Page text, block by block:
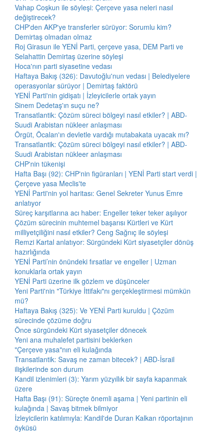
Vahap Coşkun ile söyleşi: Çerçeve yasa neleri nasıl
değiştirecek?
CHP'den AKP'ye transferler sürüyor: Sorumlu kim?
Demirtaş olmadan olmaz
Roj Girasun ile YENİ Parti, çerçeve yasa, DEM Parti ve
Selahattin Demirtaş üzerine söyleşi
Hoca'nın parti siyasetine vedası
Haftaya Bakış (326): Davutoğlu'nun vedası | Belediyelere
operasyonlar sürüyor | Demirtaş faktörü
YENİ Parti'nin gidişatı | İzleyicilerle ortak yayın
Sinem Dedetaş'ın suçu ne?
Transatlantik: Çözüm süreci bölgeyi nasıl etkiler? | ABD-
Suudi Arabistan nükleer anlaşması
Örgüt, Öcalan'ın devletle vardığı mutabakata uyacak mı?
Transatlantik: Çözüm süreci bölgeyi nasıl etkiler? | ABD-
Suudi Arabistan nükleer anlaşması
CHP'nin tükenişi
Hafta Başı (92): CHP'nin figüranları | YENİ Parti start verdi |
Çerçeve yasa Meclis'te
YENİ Parti'nin yol haritası: Genel Sekreter Yunus Emre
anlatıyor
Süreç karşıtlarına acı haber: Engeller teker teker aşılıyor
Çözüm sürecinin muhtemel başarısı Kürtleri ve Kürt
milliyetçiliğini nasıl etkiler? Ceng Sağnıç ile söyleşi
Remzi Kartal anlatıyor: Sürgündeki Kürt siyasetçiler dönüş
hazırlığında
YENİ Parti’nin önündeki fırsatlar ve engeller | Uzman
konuklarla ortak yayın
YENİ Parti üzerine ilk gözlem ve düşünceler
Yeni Parti'nin "Türkiye İttifakı"nı gerçekleştirmesi mümkün
mü?
Haftaya Bakış (325): Ve YENİ Parti kuruldu | Çözüm
sürecinde çözüme doğru
Önce sürgündeki Kürt siyasetçiler dönecek
Yeni ana muhalefet partisini beklerken
"Çerçeve yasa"nın eli kulağında
Transatlantik: Savaş ne zaman bitecek? | ABD-İsrail
ilişkilerinde son durum
Kandil izlenimleri (3): Yarım yüzyıllık bir sayfa kapanmak
üzere
Hafta Başı (91): Süreçte önemli aşama | Yeni partinin eli
kulağında | Savaş bitmek bilmiyor
İzleyicilerin katılımıyla: Kandil'de Duran Kalkan röportajının
öyküsü